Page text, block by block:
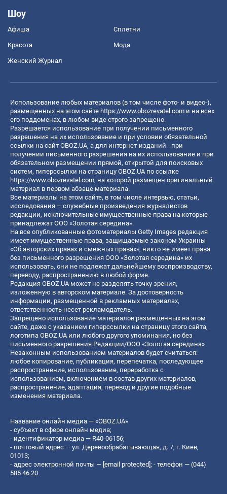
Шоу
Афиша Сплетни
Красота Мода
Женский Журнал
Использование любых материалов (в том числе фото- и видео-),
размещенных на этом сайте https://www.obozrevatel.com и на всех
его поддоменах, в любом виде строго запрещено.
Разрешается использование при получении письменного
разрешения на их использование и при условии обязательной
ссылки на сайт OBOZ.UA, а для интернет-изданий - при
получении письменного разрешения на их использование и при
обязательном размещении прямой, открытой для поисковых
систем, гиперссылки на страницу OBOZ.UA по ссылке
https://www.obozrevatel.com, на которой размещен оригинальный
материал в первом абзаце материала.
Все материалы на этом сайте, в том числе интервью, статьи,
исследования – служебные произведения журналистов
редакции, исключительные имущественные права на которые
принадлежат ООО «Золотая середина».
На все опубликованные фотоматериалы Getty Images редакция
имеет имущественные права, защищаемые законом Украины
«Об авторских правах и смежных правах», никто не имеет права
без письменного разрешения ООО «Золотая середина» их
использовать, они не подлежат дальнейшему воспроизводству,
переводу, распространению в любой форме.
Редакция OBOZ.UA может не разделять точку зрения,
изложенную в авторском материале. За достоверность
информации, размещенной в рекламных материалах,
ответственность несет рекламодатель.
Запрещено использование материалов размещенных на этом
сайте, даже с указанием гиперссылки на страницу этого сайта,
логотипа OBOZ.UA или любого другого упоминания, но без
письменного разрешения Редакции/ООО «Золотая середина»
Незаконным использованием материалов будет считаться:
любое копирование, публикация, перепечатка, последующее
распространение, использование, переработка с
использованием, включением в состав других материалов,
распространение, адаптация, перевод и другие подобные
изменения материала.
Название онлайн медиа — «OBOZ.UA»
- субъект в сфере онлайн медиа;
- идентификатор медиа — R40-06156;
- почтовый адрес — ул. Деревообрабатывающая, д. 7, г. Киев,
01013;
- адрес электронной почты — [email protected]; - телефон — (044)
585 46 20